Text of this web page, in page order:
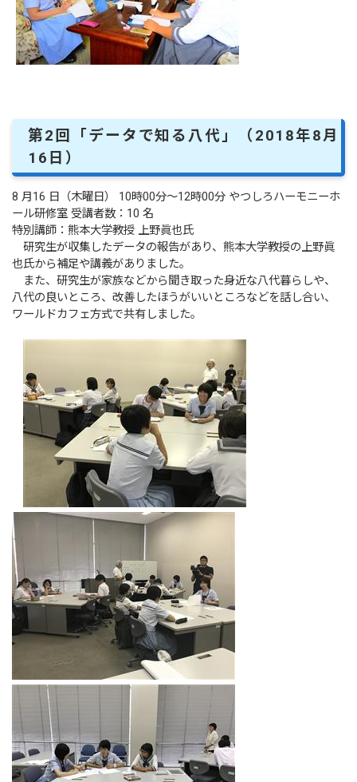
第2回「データで知る八代」（2018年8月
16日）
8 月16 日（木曜日） 10時00分～12時00分 やつしろハーモニーホ
ール研修室 受講者数：10 名
特別講師：熊本大学教授 上野眞也氏
研究生が収集したデータの報告があり、熊本大学教授の上野眞
也氏から補足や講義がありました。
また、研究生が家族などから聞き取った身近な八代暮らしや、
八代の良いところ、改善したほうがいいところなどを話し合い、
ワールドカフェ方式で共有しました。